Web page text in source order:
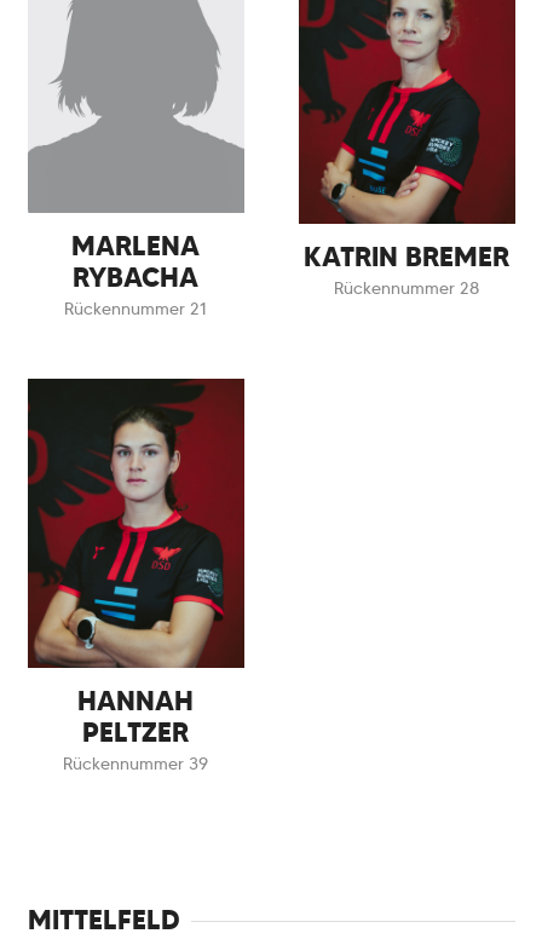
MARLENA
RYBACHA
Rückennummer 21
KATRIN BREMER
Rückennummer 28
HANNAH
PELTZER
Rückennummer 39
MITTELFELD